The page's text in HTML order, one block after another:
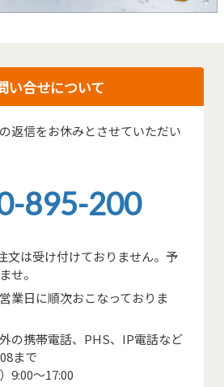
い合せについて
返信をお休みとさせていただい
895-200
文は受け付けておりません。予
せ。
業日に順次おこなっておりま
の携帯電話、PHS、IP電話など
まで
9:00～17:00